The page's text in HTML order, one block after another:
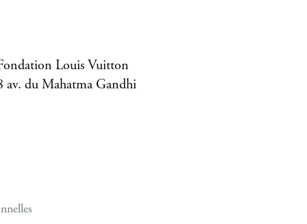
Louis Vuitton
av. du Mahatma Gandhi